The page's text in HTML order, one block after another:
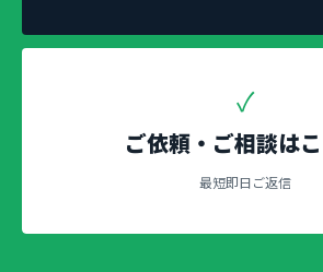
✓
ご依頼・ご相談は
最短即日ご返信